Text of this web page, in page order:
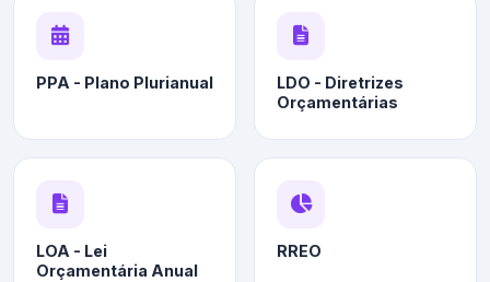
PPA - Plano Plurianual
LDO - Diretrizes
Orçamentárias
LOA - Lei
Orçamentária Anual
RREO